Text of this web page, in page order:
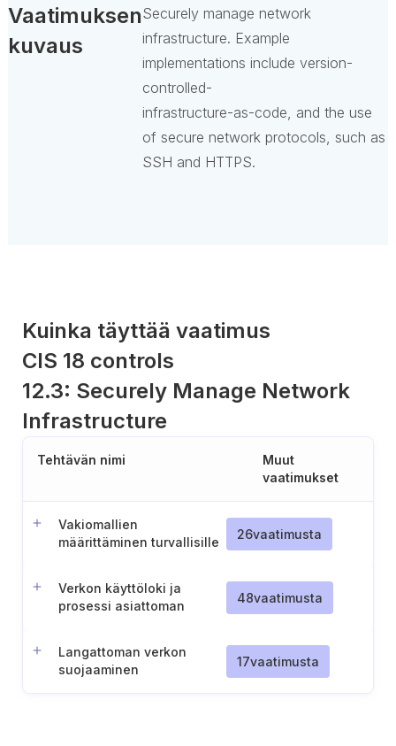
Vaatimuksen
kuvaus
Securely manage network
infrastructure. Example
implementations include version-
controlled-
infrastructure-as-code, and the use
of secure network protocols, such as
SSH and HTTPS.
Kuinka täyttää vaatimus
CIS 18 controls
12.3: Securely Manage Network
Infrastructure
Tehtävän nimi
Muut
vaatimukset
Vakiomallien
määrittäminen turvallisille
26vaatimusta
Verkon käyttöloki ja
prosessi asiattoman
48vaatimusta
Langattoman verkon
suojaaminen
17vaatimusta